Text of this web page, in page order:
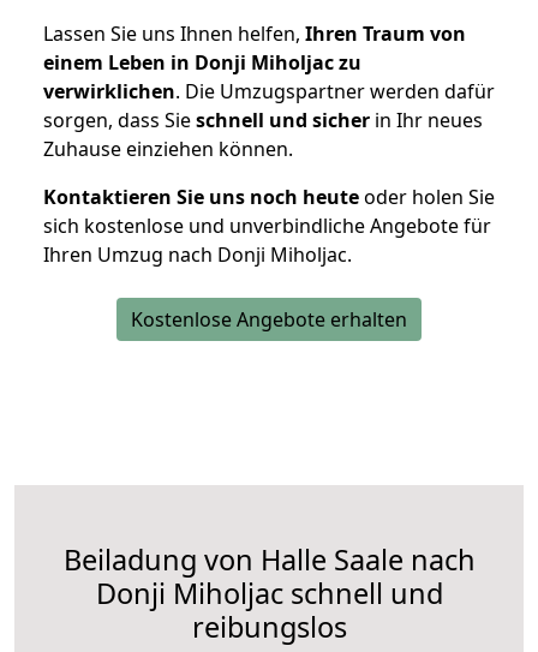
Lassen Sie uns Ihnen helfen, Ihren Traum von
einem Leben in Donji Miholjac zu
verwirklichen. Die Umzugspartner werden dafür
sorgen, dass Sieschnell und sicher in Ihr neues
Zuhause einziehen können.
Kontaktieren Sie uns noch heuteoder holen Sie
sich kostenlose und unverbindliche Angebote für
Ihren Umzug nach Donji Miholjac.
Kostenlose Angebote erhalten
Beiladung von Halle Saale nach
Donji Miholjac schnell und
reibungslos